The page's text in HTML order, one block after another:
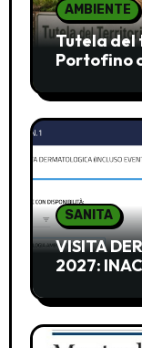
AMBIENTE
Tutela del
Portofino
SANITA
VISITA
2027: